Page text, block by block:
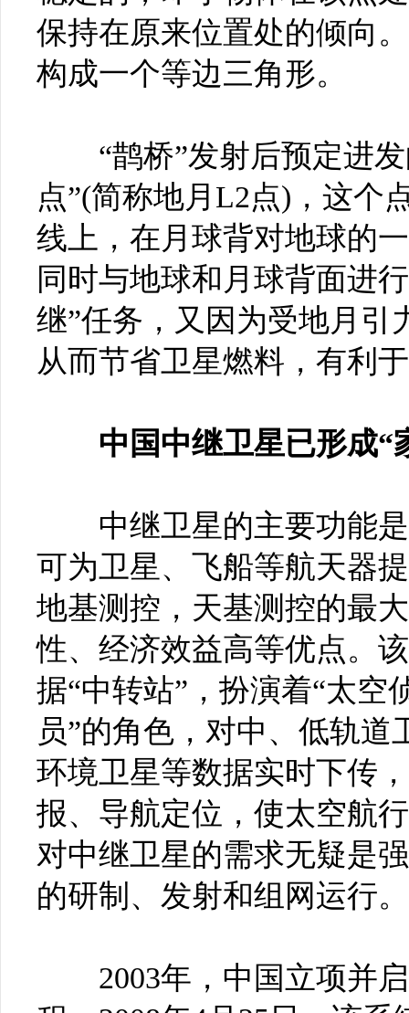
保持在原来位置处的倾向
构成一个等边三角形。
“鹊桥”发射后预定进发
点”(简称地月L2点)，这个
线上，在月球背对地球的
同时与地球和月球背面进
继”任务，又因为受地月引
从而节省卫星燃料，有利
中国中继卫星已形成“
中继卫星的主要功能是
可为卫星、飞船等航天器
地基测控，天基测控的最
性、经济效益高等优点。
据“中转站”，扮演着“太空
员”的角色，对中、低轨
环境卫星等数据实时下传
报、导航定位，使太空航
对中继卫星的需求无疑是
的研制、发射和组网运行。
2003年，中国立项并启